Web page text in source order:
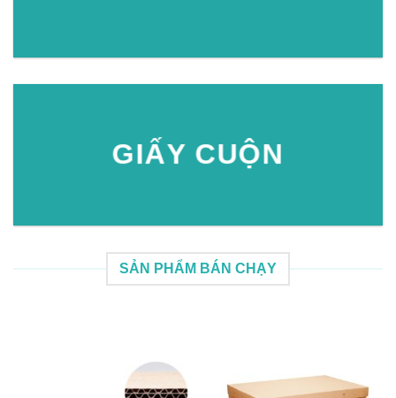
GIẤY CUỘN
SẢN PHẨM BÁN CHẠY